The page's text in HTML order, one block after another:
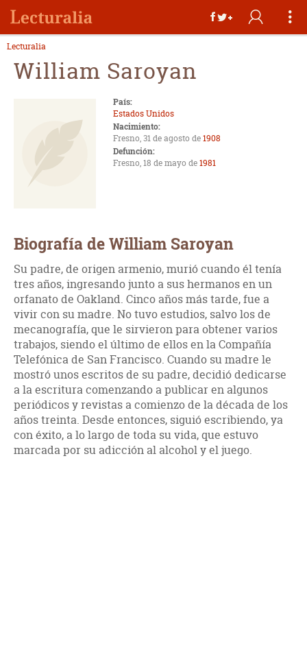
Lecturalia
William Saroyan
País:
Estados Unidos
Nacimiento:
Fresno, 31 de agosto de1908
Defunción:
Fresno, 18 de mayo de1981
Biografía de William Saroyan
Su padre, de origen armenio, murió cuando él tenía
tres años, ingresando junto a sus hermanos en un
orfanato de Oakland. Cinco años más tarde, fue a
vivir con su madre. No tuvo estudios, salvo los de
mecanografía, que le sirvieron para obtener varios
trabajos, siendo el último de ellos en la Compañía
Telefónica de San Francisco. Cuando su madre le
mostró unos escritos de su padre, decidió dedicarse
a la escritura comenzando a publicar en algunos
periódicos y revistas a comienzo de la década de los
años treinta. Desde entonces, siguió escribiendo, ya
con éxito, a lo largo de toda su vida, que estuvo
marcada por su adicción al alcohol y el juego.